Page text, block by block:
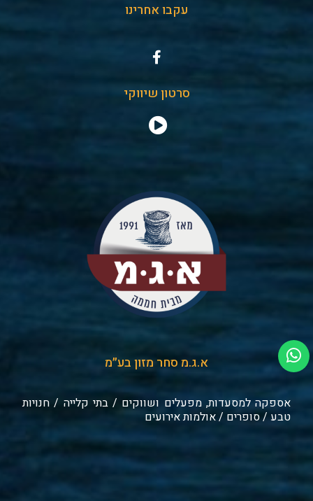
עקבו אחרינו
סרטון שיווקי
א.ג.מ סחר מזון בע״מ
אספקה למסעדות, מפעלים ושווקים / בתי קלייה / חנויות
טבע / סופרים / אולמות אירועים